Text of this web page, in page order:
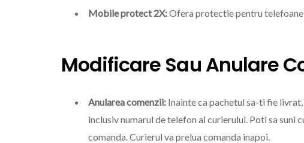
Mobile protect 2X:Ofera protectie pentru
Modificare Sau Anulare
Anularea comenzii: Inainte ca pachetul sa-ti fie
inclusiv numarul de telefon al curierului. Poti sa suni
comanda. Curierul va prelua comanda inapoi.